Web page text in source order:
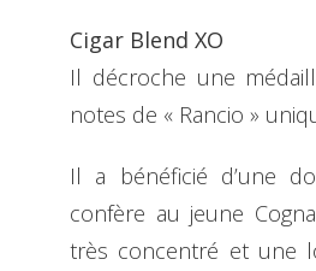
Cigar Blend XO
Il décroche une
notes de « Rancio »
Il a bénéficié d’une
confère au jeune
très concentré et une